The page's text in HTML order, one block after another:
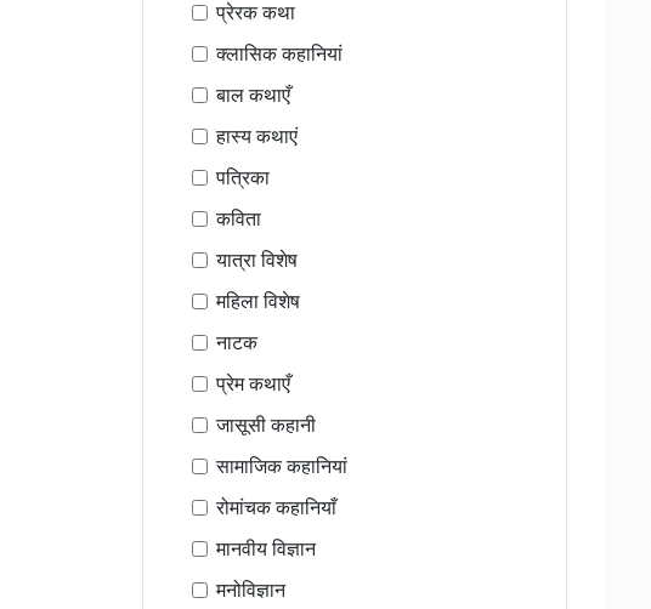
प्रेरक कथा
क्लासिक कहानियां
बाल कथाएँ
हास्य कथाएं
पत्रिका
कविता
यात्रा विशेष
महिला विशेष
नाटक
प्रेम कथाएँ
जासूसी कहानी
सामाजिक कहानियां
रोमांचक कहानियाँ
मानवीय विज्ञान
मनोविज्ञान